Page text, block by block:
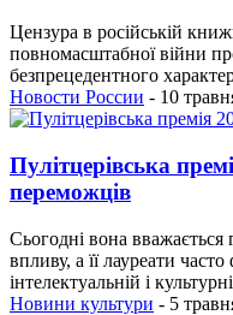
Цензура в російській
повномасштабної війни
безпрецедентного
Новости России - 10
Пулітцерівська
переможців
Сьогодні вона вважається
впливу, а її лауреати
інтелектуальній і
Новини культури - 5